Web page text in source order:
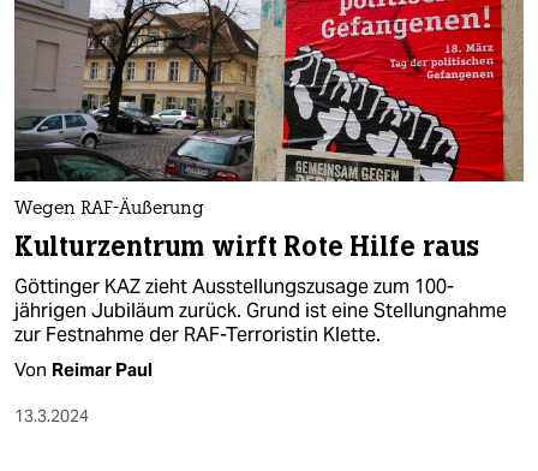
Wegen RAF-Äußerung
Kulturzentrum wirft Rote Hilfe raus
Göttinger KAZ zieht Ausstellungszusage zum 100-
jährigen Jubiläum zurück. Grund ist eine Stellungnahme
zur Festnahme der RAF-Terroristin Klette.
Von Reimar Paul
13.3.2024